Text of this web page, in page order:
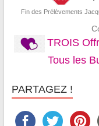
Fin des Prélèvements
TROIS
Tous les
PARTAGEZ !